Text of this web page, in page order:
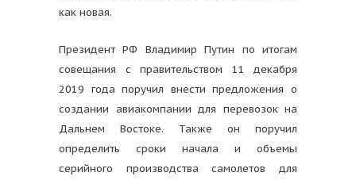
как новая.
Президент РФ Владимир Путин по итогам
совещания с правительством 11 декабря
2019 года поручил внести предложения о
создании авиакомпании для перевозок на
Дальнем Востоке. Также он поручил
определить сроки начала и объемы
серийного производства самолетов для